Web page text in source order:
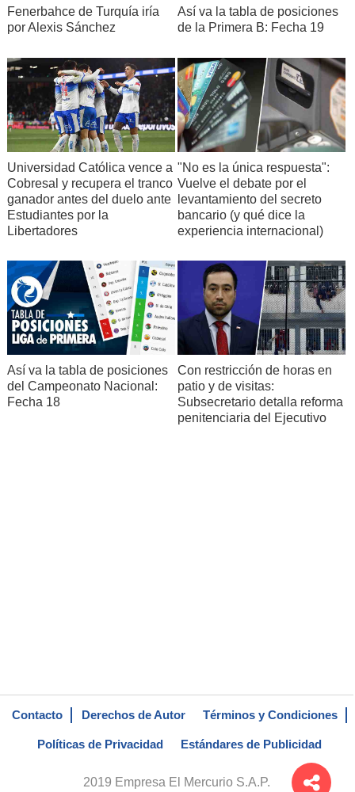
Fenerbahce de Turquía iría
por Alexis Sánchez
Así va la tabla de posiciones
de la Primera B: Fecha 19
Universidad Católica vence a
Cobresal y recupera el tranco
ganador antes del duelo ante
Estudiantes por la
Libertadores
"No es la única respuesta":
Vuelve el debate por el
levantamiento del secreto
bancario (y qué dice la
experiencia internacional)
Así va la tabla de posiciones
del Campeonato Nacional:
Fecha 18
Con restricción de horas en
patio y de visitas:
Subsecretario detalla reforma
penitenciaria del Ejecutivo
Contacto Derechos de Autor Términos y Condiciones
Políticas de Privacidad Estándares de Publicidad
2019 Empresa El Mercurio S.A.P.